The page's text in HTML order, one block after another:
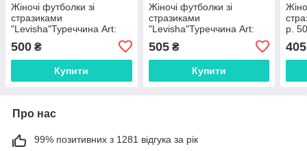
Жіночі футболки зі
стразиками
"Levisha"Туреччина Art:
500 ₴
Купити
Жіночі футболки зі
стразиками
"Levisha"Туреччина Art:
505₴
Купити
р.
405
Про нас
99% позитивних з 1281 відгука за рік